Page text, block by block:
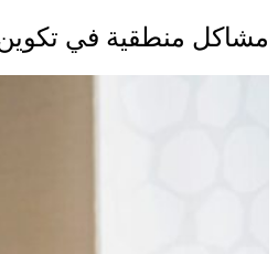
مشاكل منطقية في